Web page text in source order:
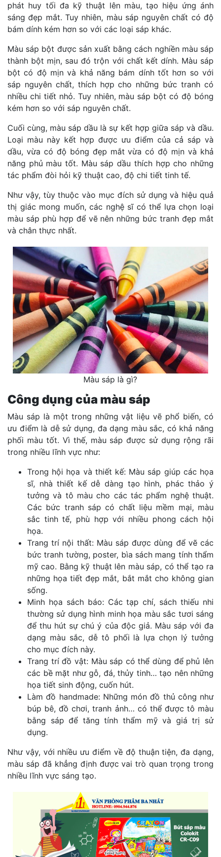
phát huy tối đa kỹ thuật lên màu, tạo hiệu ứng ánh
sáng đẹp mắt. Tuy nhiên, màu sáp nguyên chất có độ
bám dính kém hơn so với các loại sáp khác.
Màu sáp bột được sản xuất bằng cách nghiền màu sáp
thành bột mịn, sau đó trộn với chất kết dính. Màu sáp
bột có độ mịn và khả năng bám dính tốt hơn so với
sáp nguyên chất, thích hợp cho những bức tranh có
nhiều chi tiết nhỏ. Tuy nhiên, màu sáp bột có độ bóng
kém hơn so với sáp nguyên chất.
Cuối cùng, màu sáp dầu là sự kết hợp giữa sáp và dầu.
Loại màu này kết hợp được ưu điểm của cả sáp và
dầu, vừa có độ bóng đẹp mắt vừa có độ mịn và khả
năng phủ màu tốt. Màu sáp dầu thích hợp cho những
tác phẩm đòi hỏi kỹ thuật cao, độ chi tiết tinh tế.
Như vậy, tùy thuộc vào mục đích sử dụng và hiệu quả
thị giác mong muốn, các nghệ sĩ có thể lựa chọn loại
màu sáp phù hợp để vẽ nên những bức tranh đẹp mắt
và chân thực nhất.
Màu sáp là gì?
Công dụng của màu sáp
Màu sáp là một trong những vật liệu vẽ phổ biến, có
ưu điểm là dễ sử dụng, đa dạng màu sắc, có khả năng
phối màu tốt. Vì thế, màu sáp được sử dụng rộng rãi
trong nhiều lĩnh vực như:
Trong hội họa và thiết kế: Màu sáp giúp các họa
sĩ, nhà thiết kế dễ dàng tạo hình, phác thảo ý
tưởng và tô màu cho các tác phẩm nghệ thuật.
Các bức tranh sáp có chất liệu mềm mại, màu
sắc tinh tế, phù hợp với nhiều phong cách hội
họa.
Trang trí nội thất: Màu sáp được dùng để vẽ các
bức tranh tường, poster, bìa sách mang tính thẩm
mỹ cao. Bằng kỹ thuật lên màu sáp, có thể tạo ra
những họa tiết đẹp mắt, bắt mắt cho không gian
sống.
Minh họa sách báo: Các tạp chí, sách thiếu nhi
thường sử dụng hình minh họa màu sắc tươi sáng
để thu hút sự chú ý của độc giả. Màu sáp với đa
dạng màu sắc, dễ tô phối là lựa chọn lý tưởng
cho mục đích này.
Trang trí đồ vật: Màu sáp có thể dùng để phủ lên
các bề mặt như gỗ, đá, thủy tinh… tạo nên những
họa tiết sinh động, cuốn hút.
Làm đồ handmade: Những món đồ thủ công như
búp bê, đồ chơi, tranh ảnh… có thể được tô màu
bằng sáp để tăng tính thẩm mỹ và giá trị sử
dụng.
Như vậy, với nhiều ưu điểm về độ thuận tiện, đa dạng,
màu sáp đã khẳng định được vai trò quan trọng trong
nhiều lĩnh vực sáng tạo.